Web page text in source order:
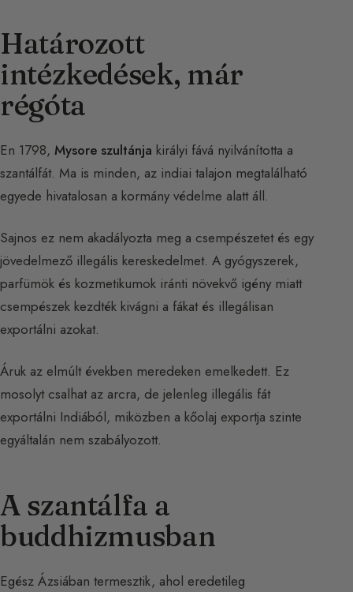
Határozott
intézkedések, már
régóta
En 1798, Mysore szultánja királyi fává nyilvánította a
szantálfát. Ma is minden, az indiai talajon megtalálható
egyede hivatalosan a kormány védelme alatt áll.
Sajnos ez nem akadályozta meg a csempészetet és egy
jövedelmező illegális kereskedelmet. A gyógyszerek,
parfümök és kozmetikumok iránti növekvő igény miatt
csempészek kezdték kivágni a fákat és illegálisan
exportálni azokat.
Áruk az elmúlt években meredeken emelkedett. Ez
mosolyt csalhat az arcra, de jelenleg illegális fát
exportálni Indiából, miközben a kőolaj exportja szinte
egyáltalán nem szabályozott.
A szantálfa a
buddhizmusban
Egész Ázsiában termesztik, ahol eredetileg